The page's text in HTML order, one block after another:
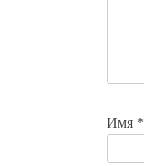
Имя *